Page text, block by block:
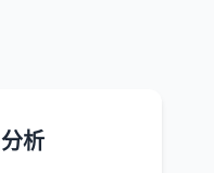
析